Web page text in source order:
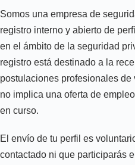
Somos una empresa de
registro interno y abierto de
en el ámbito de la seguridad
registro está destinado a la
postulaciones profesionales
no implica una oferta de
en curso.
El envío de tu perfil es
contactado ni que participarás